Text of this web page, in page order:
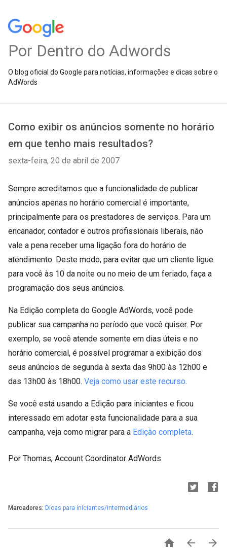
Por Dentro do Adwords
O blog oficial do Google para notícias, informações e dicas sobre o
AdWords
Como exibir os anúncios somente no horário
em que tenho mais resultados?
sexta-feira, 20 de abril de 2007
Sempre acreditamos que a funcionalidade de publicar
anúncios apenas no horário comercial é importante,
principalmente para os prestadores de serviços. Para um
encanador, contador e outros profissionais liberais, não
vale a pena receber uma ligação fora do horário de
atendimento. Deste modo, para evitar que um cliente ligue
para você às 10 da noite ou no meio de um feriado, faça a
programação dos seus anúncios.
Na Edição completa do Google AdWords, você pode
publicar sua campanha no período que você quiser. Por
exemplo, se você atende somente em dias úteis e no
horário comercial, é possível programar a exibição dos
seus anúncios de segunda à sexta das 9h00 às 12h00 e
das 13h00 às 18h00. Veja como usar este recurso.
Se você está usando a Edição para iniciantes e ficou
interessado em adotar esta funcionalidade para a sua
campanha, veja como migrar para a Edição completa.
Por Thomas, Account Coordinator AdWords
Marcadores: Dicas para iniciantes/intermediários
  